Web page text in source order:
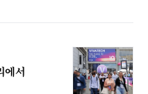
에서